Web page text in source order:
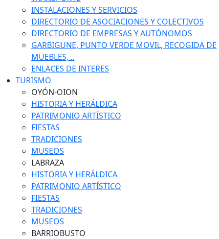
INSTALACIONES Y SERVICIOS
DIRECTORIO DE ASOCIACIONES Y COLECTIVOS
DIRECTORIO DE EMPRESAS Y AUTÓNOMOS
GARBIGUNE, PUNTO VERDE MOVIL, RECOGIDA DE
MUEBLES, ..
ENLACES DE INTERES
TURISMO
OYÓN-OION
HISTORIA Y HERÁLDICA
PATRIMONIO ARTÍSTICO
FIESTAS
TRADICIONES
MUSEOS
LABRAZA
HISTORIA Y HERÁLDICA
PATRIMONIO ARTÍSTICO
FIESTAS
TRADICIONES
MUSEOS
BARRIOBUSTO